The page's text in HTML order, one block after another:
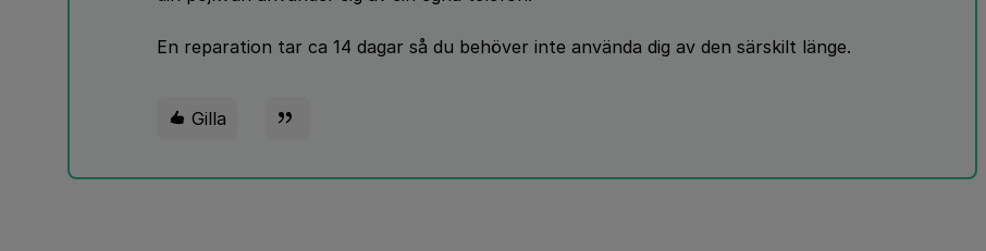
En reparation tar ca 14 dagar så du behöver inte använda dig av den särskilt länge.
Gilla